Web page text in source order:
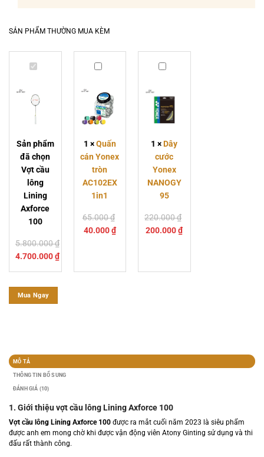
SẢN PHẨM THƯỜNG MUA KÈM
lông
Lining
Axforce
Sản phẩm
đã chọn
Vợt cầu
lông
Lining
Axforce
100
5.800.000₫
4.700.000₫
Quấn
Yonex
AC102EX
1in1
1 ×Quấn
cán Yonex
tròn
AC102EX
1in1
65.000₫
gốc
40.000₫Giá
Yonex
NANOGY
1 ×Dây
cước
Yonex
NANOGY
95
220.000₫
Giá
200.000₫Giá
Mua Ngay
MÔ TẢ
THÔNG TIN BỔ SUNG
ĐÁNH GIÁ (10)
1. Giới thiệu vợt cầu lông Lining Axforce 100
Vợt cầu lông Lining Axforce 100 được ra mắt cuối năm 2023 là siêu phẩm
được anh em mong chờ khi được vận động viên Atony Ginting sử dụng và thi
đấu rất thành công.